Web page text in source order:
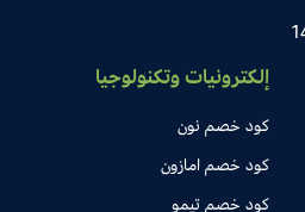
إلكترونيات وتكنولوجيا
كود خصم نون
كود خصم امازون
كود خصم تيمو